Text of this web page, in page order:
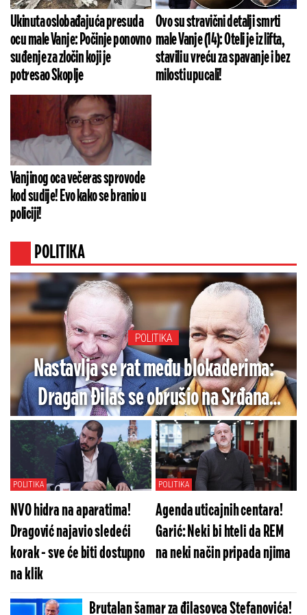
Ukinuta oslobađajuća presuda
ocu male Vanje: Počinje ponovno
suđenje za zločin koji je
potresao Skoplje
Ovo su stravični detalji smrti
male Vanje (14): Oteli je iz lifta,
stavili u vreću za spavanje i bez
milosti upucali!
Vanjinog oca večeras sprovode
kod sudije! Evo kako se branio u
policiji!
POLITIKA
POLITIKA
Nastavlja se rat među blokaderima:
Dragan Đilas se obrušio na Srđana
Milivojevića (VIDEO)
POLITIKA
NVO hidra na aparatima!
Dragović najavio sledeći
korak - sve će biti dostupno
na klik
POLITIKA
Agenda uticajnih centara!
Garić: Neki bi hteli da REM
na neki način pripada njima
Brutalan šamar za đilasovca Stefanovića!